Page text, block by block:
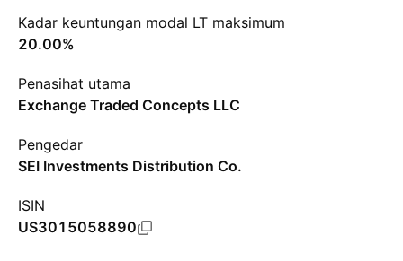
Kadar keuntungan modal LT maksimum
20.00%
Penasihat utama
Exchange Traded Concepts LLC
Pengedar
SEI Investments Distribution Co.
ISIN
US3015058890